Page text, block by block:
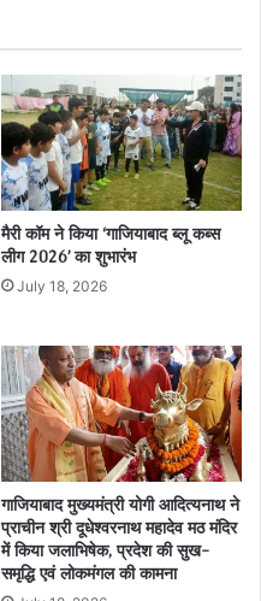
मैरी कॉम ने किया ‘गाजियाबाद ब्लू कब्स
लीग 2026’ का शुभारंभ
July 18, 2026
गाजियाबाद मुख्यमंत्री योगी आदित्यनाथ ने
प्राचीन श्री दूधेश्वरनाथ महादेव मठ मंदिर
में किया जलाभिषेक, प्रदेश की सुख-
समृद्धि एवं लोकमंगल की कामना